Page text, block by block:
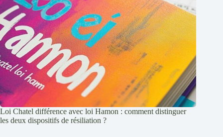
Loi Chatel différence avec loi Hamon : comment distinguer
les deux dispositifs de résiliation ?